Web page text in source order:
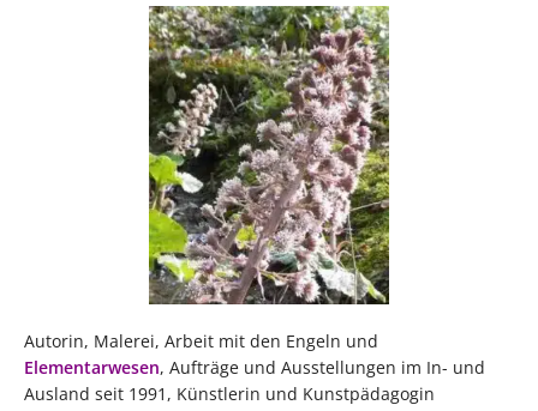
Autorin, Malerei, Arbeit mit den Engeln und
Elementarwesen, Aufträge und Ausstellungen im In- und
Ausland seit 1991, Künstlerin und Kunstpädagogin